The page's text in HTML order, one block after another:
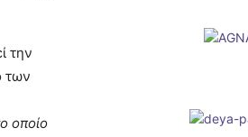
την
των
οποίο